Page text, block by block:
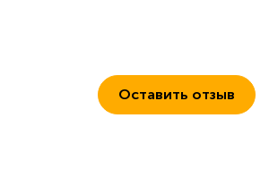
Оставить отзыв